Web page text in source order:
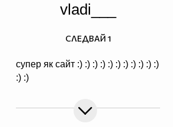
vladi___
супер як сайт :) :) :) :) :) :) :) :) :) :) :)
:) :)
СЛЕДВАЙ 1